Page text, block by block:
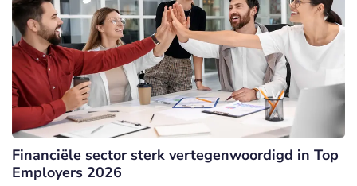
Financiële sector sterk vertegenwoordigd in Top
Employers 2026